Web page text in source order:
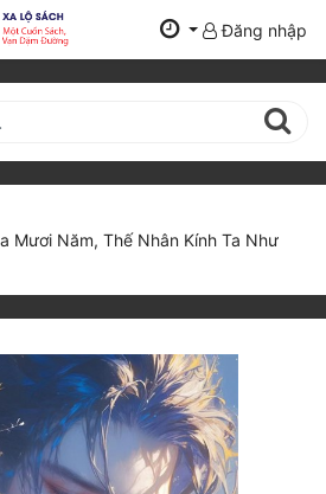
Đăng nhập
Mươi Năm, Thế Nhân Kính Ta Như